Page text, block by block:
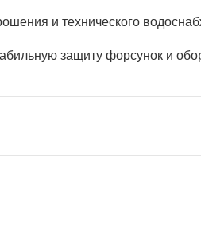
и технического
защиту форсунок и